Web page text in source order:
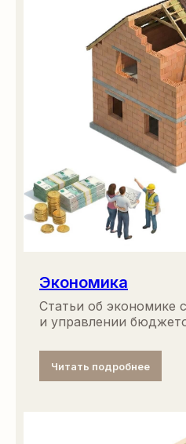
Экономика
Статьи об экономике
и управлении
Читать подробнее